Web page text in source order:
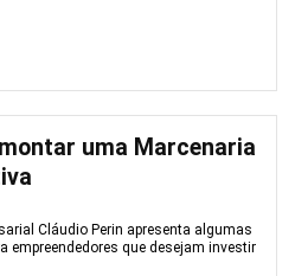
uma Marcenaria
Cláudio Perin apresenta algumas
empreendedores que desejam investir